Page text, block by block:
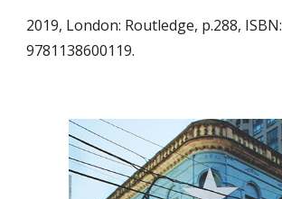
2019, London: Routledge, p.288, ISBN:
9781138600119.